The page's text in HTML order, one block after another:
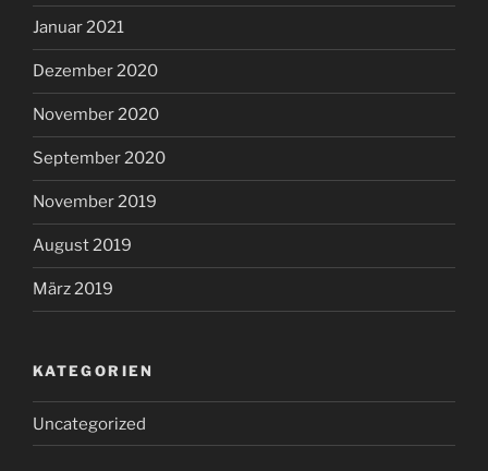
Januar 2021
Dezember 2020
November 2020
September 2020
November 2019
August 2019
März 2019
KATEGORIEN
Uncategorized